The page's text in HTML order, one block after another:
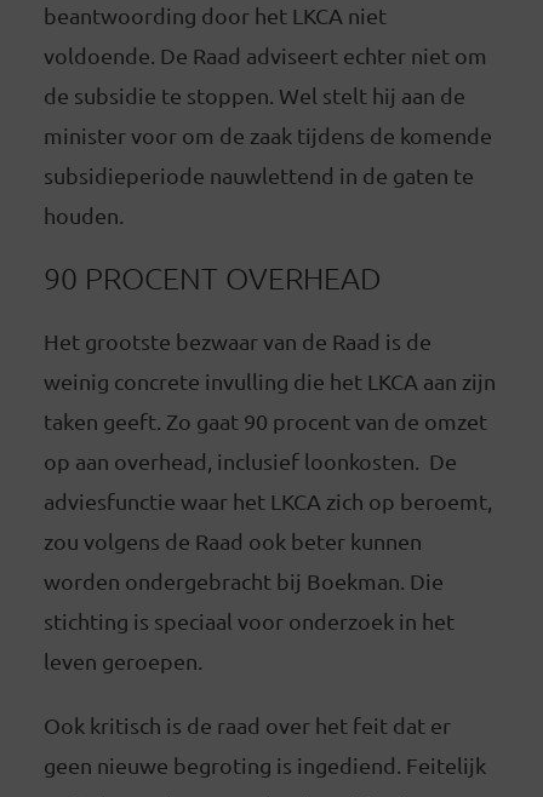
beantwoording door het LKCA niet
voldoende. De Raad adviseert echter niet om
de subsidie te stoppen. Wel stelt hij aan de
minister voor om de zaak tijdens de komende
subsidieperiode nauwlettend in de gaten te
houden.
90 PROCENT OVERHEAD
Het grootste bezwaar van de Raad is de
weinig concrete invulling die het LKCA aan zijn
taken geeft. Zo gaat 90 procent van de omzet
op aan overhead, inclusief loonkosten. De
adviesfunctie waar het LKCA zich op beroemt,
zou volgens de Raad ook beter kunnen
worden ondergebracht bij Boekman. Die
stichting is speciaal voor onderzoek in het
leven geroepen.
Ook kritisch is de raad over het feit dat er
geen nieuwe begroting is ingediend. Feitelijk